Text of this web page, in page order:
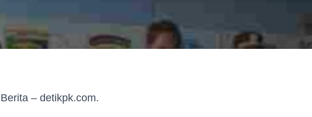
Berita – detikpk.com.